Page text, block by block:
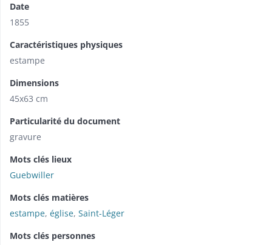
Date
1855
Caractéristiques physiques
estampe
Dimensions
45x63 cm
Particularité du document
gravure
Mots clés lieux
Guebwiller
Mots clés matières
estampe, église, Saint-Léger
Mots clés personnes